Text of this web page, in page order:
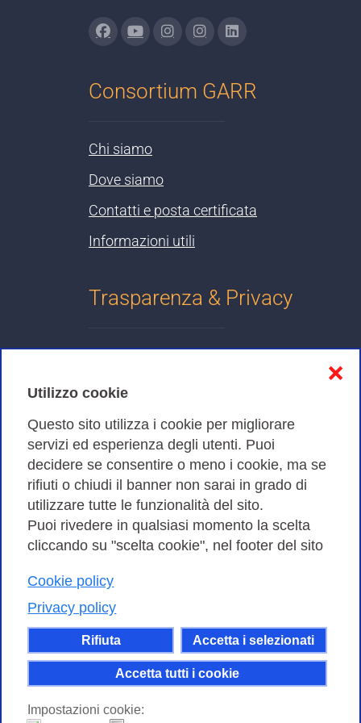
Utilizzo cookie
Questo sito utilizza i cookie per migliorare
servizi ed esperienza degli utenti. Puoi
decidere se consentire o meno i cookie, ma se
rifiuti o chiudi il banner non sarai in grado di
utilizzare tutte le funzionalità del sito.
Puoi rivedere in qualsiasi momento la scelta
cliccando su "scelta cookie", nel footer del sito
Cookie policy
Privacy policy
Rifiuta Accetta i selezionati
Accetta tutti i cookie
❌
Impostazioni cookie:
Consortium GARR
Chi siamo
Dove siamo
Contatti e posta certificata
Informazioni utili
Trasparenza & Privacy
Cookies Policy
Amministrazione trasparente
Bandi di Gara
Consortium GARR - Via dei Tizii, 6 - 00185 Roma | Tel.
| CF 97284570583 – PI 07577141000 | Codice
Destinatario 7EU9KEU |
Il contenuto di questo sito e' rilasciato, tranne dove
altrimenti indicato, secondo i termini della licenza
Creative Commons
stesso modo 4.0 Internazionale.